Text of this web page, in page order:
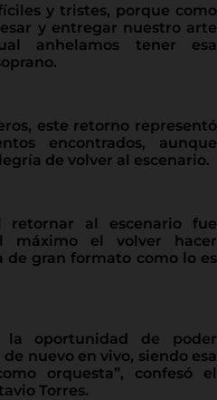
y tristes, porque como
y entregar nuestro arte
anhelamos tener esa
este retorno representó
encontrados, aunque
de volver al escenario.
retornar al escenario fue
máximo el volver hacer
de gran formato como lo es
la oportunidad de poder
nuevo en vivo, siendo esa
orquesta”, confesó el
Torres.